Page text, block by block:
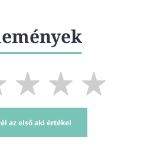
az első aki értékel